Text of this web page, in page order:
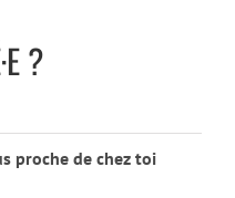
?
proche de chez toi